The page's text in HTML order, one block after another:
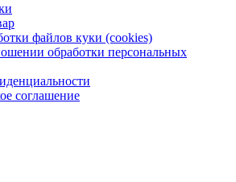
файлов куки (cookies)
обработки персональных
соглашение